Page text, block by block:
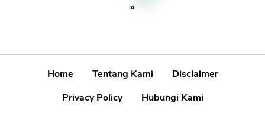
»
Home Tentang Kami
Disclaimer
Privacy Policy
Hubungi Kami